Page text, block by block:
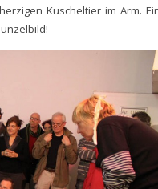
Kuscheltier im Arm.